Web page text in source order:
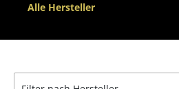
... alle Sitzmöbel
Alle Hersteller